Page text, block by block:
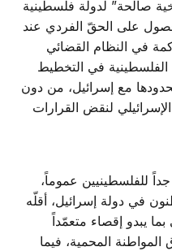
صالحة” لدولة فلسطينية
على الحقّ الفردي عند
في النظام القضائي
الفلسطينية في التخطيط
مع إسرائيل، من دون
لنقض القرارات
للفلسطينيين عموماً،
في دولة إسرائيل، أقلّه
بما يبدو إقصاء متعمّداً
المحمية، فيما